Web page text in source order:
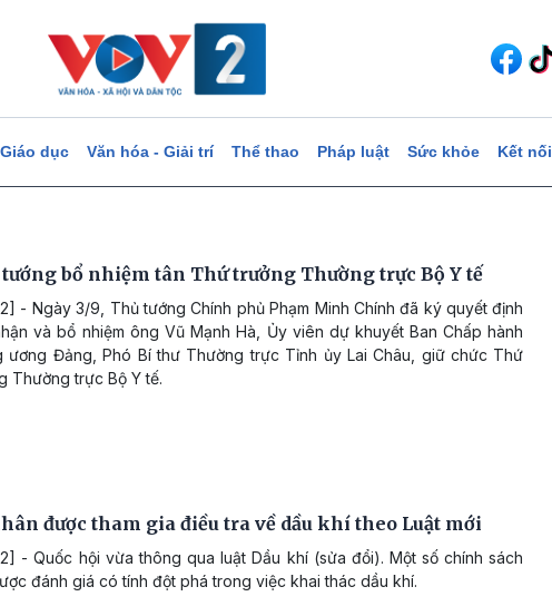
Giáo dục Văn hóa - Giải trí Thể thao Pháp luật Sức khỏe Kết nối
bổ nhiệm tân Thứ trưởng Thường trực Bộ Y tế
- Ngày 3/9, Thủ tướng Chính phủ Phạm Minh Chính đã ký quyết định
và bổ nhiệm ông Vũ Mạnh Hà, Ủy viên dự khuyết Ban Chấp hành
ương Đảng, Phó Bí thư Thường trực Tỉnh ủy Lai Châu, giữ chức Thứ
Thường trực Bộ Y tế.
được tham gia điều tra về dầu khí theo Luật mới
- Quốc hội vừa thông qua luật Dầu khí (sửa đổi). Một số chính sách
đánh giá có tính đột phá trong việc khai thác dầu khí.